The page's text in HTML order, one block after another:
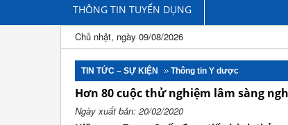
THÔNG TIN TUYỂN DỤNG
Chủ nhật, ngày 09/08/2026
TIN TỨC – SỰ KIỆN Thông tin Y dược
Hơn 80 cuộc thử nghiệm lâm sàng
Ngày xuất bản: 20/02/2020